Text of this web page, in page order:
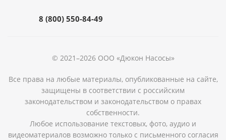
8 (800) 550-84-49
© 2021–2026 ООО «Дюкон Насосы»
Все права на любые материалы, опубликованные на сайте,
защищены в соответствии с российским
законодательством и законодательством о правах
собственности.
Любое использование текстовых, фото, аудио и
видеоматериалов возможно только с письменного согласия